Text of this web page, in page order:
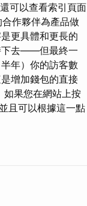
可以查看索引頁面
作夥伴為產品做
更具體和更長的
下去——但最終一
年）你的訪客數
增加錢包的直接
如果您在網站上按
且可以根據這一點